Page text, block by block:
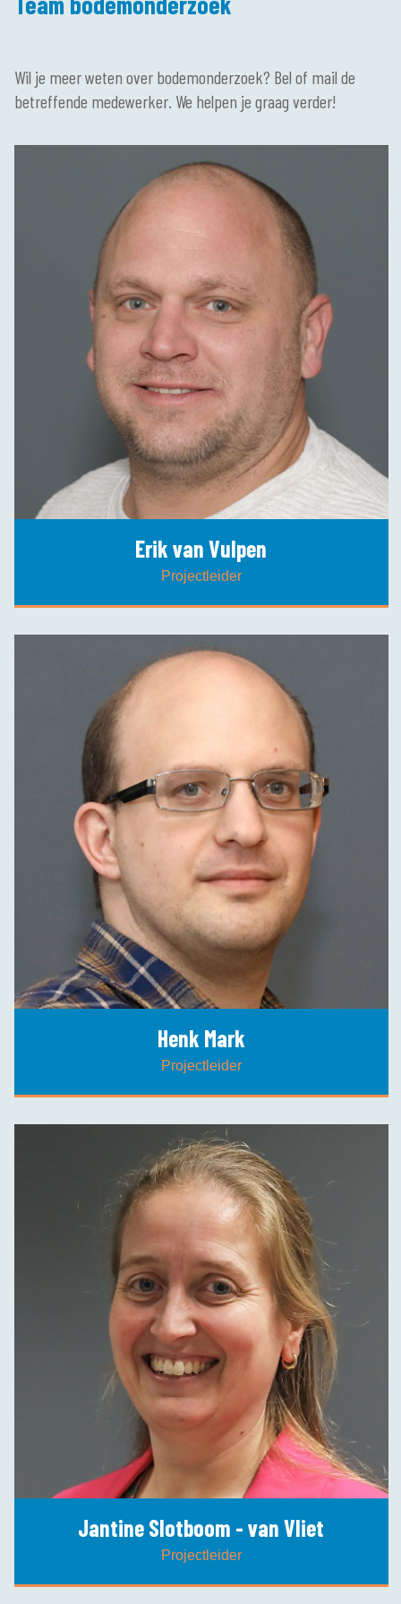
Wil je meer weten over bodemonderzoek? Bel of mail de
betreffende medewerker. We helpen je graag verder!
Erik van Vulpen
Projectleider
Henk Mark
Projectleider
Jantine Slotboom - van Vliet
Projectleider